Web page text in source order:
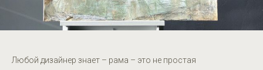
Любой дизайнер знает – рама – это не простая